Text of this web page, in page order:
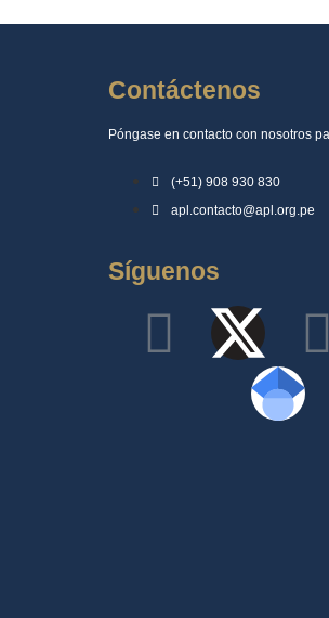
Contáctenos
Póngase en contacto con nosotros
(+51) 908 930 830
apl.contacto@apl.org.pe
Síguenos